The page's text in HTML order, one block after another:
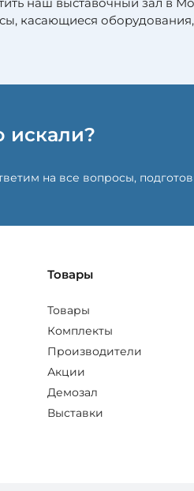
касающиеся
искали?
на все вопросы,
Товары
Товары
Комплекты
Производители
Акции
Демозал
Выставки